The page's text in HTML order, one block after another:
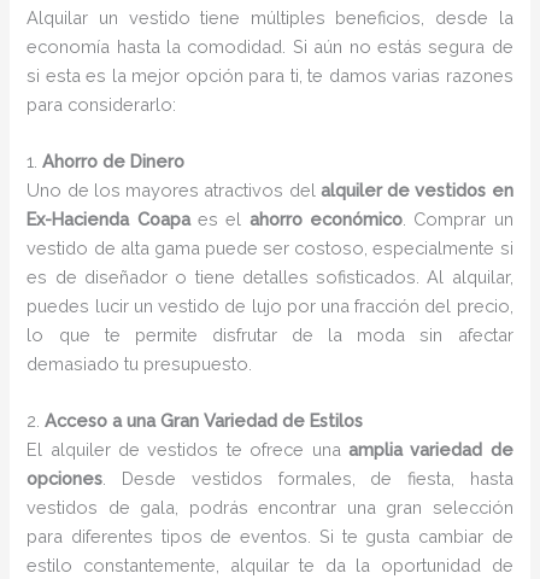
Alquilar un vestido tiene múltiples beneficios, desde la
economía hasta la comodidad. Si aún no estás segura de
si esta es la mejor opción para ti, te damos varias razones
para considerarlo:
1.Ahorro de Dinero
Uno de los mayores atractivos del alquiler de vestidos en
Ex-Hacienda Coapaes el ahorro económico. Comprar un
vestido de alta gama puede ser costoso, especialmente si
es de diseñador o tiene detalles sofisticados. Al alquilar,
puedes lucir un vestido de lujo por una fracción del precio,
lo que te permite disfrutar de la moda sin afectar
demasiado tu presupuesto.
2.Acceso a una Gran Variedad de Estilos
El alquiler de vestidos te ofrece una amplia variedad de
opciones . Desde vestidos formales, de fiesta, hasta
vestidos de gala, podrás encontrar una gran selección
para diferentes tipos de eventos. Si te gusta cambiar de
estilo constantemente, alquilar te da la oportunidad de